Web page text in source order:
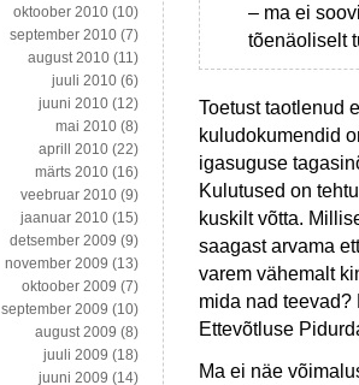
– ma ei
tõenäoliselt
Toetust taotlenud
kuludokumendid
igasuguse
Kulutused on
kuskilt võtta.
saagast arvama
varem vähemalt
mida nad teevad?
Ettevõtluse
Ma ei näe
oktoober 2010 (10)
september 2010 (7)
august 2010 (11)
juuli 2010 (6)
juuni 2010 (12)
mai 2010 (8)
aprill 2010 (22)
märts 2010 (16)
veebruar 2010 (9)
jaanuar 2010 (15)
detsember 2009 (9)
november 2009 (13)
oktoober 2009 (7)
september 2009 (10)
august 2009 (8)
juuli 2009 (18)
juuni 2009 (14)